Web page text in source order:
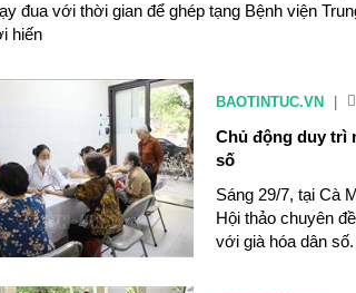
đua với thời gian để ghép tạng Bệnh viện
hiến
BAOTINTUC.VN
Chủ động duy trì
số
Sáng 29/7, tại Cà
Hội thảo chuyên
với già hóa dân số.